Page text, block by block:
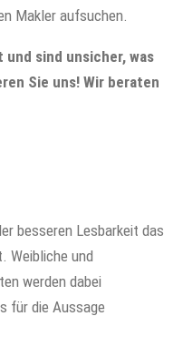
Makler aufsuchen.
und sind unsicher, was
Sie uns! Wir beraten
besseren Lesbarkeit das
Weibliche und
werden dabei
für die Aussage